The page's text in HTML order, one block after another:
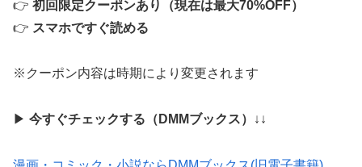
👉 初回限定クーポンあり（現在は最大70%OFF）
👉 スマホですぐ読める
※クーポン内容は時期により変更されます
▶ 今すぐチェックする（DMMブックス） ↓↓